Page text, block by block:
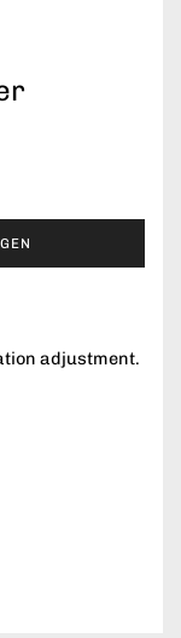
adjustment.